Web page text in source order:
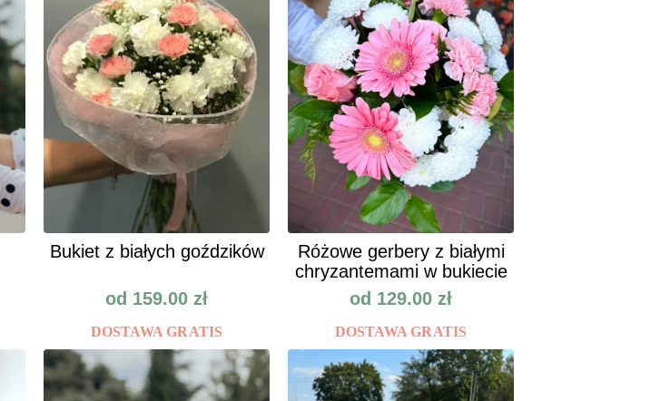
Bukiet z białych goździków
od 159.00 zł
DOSTAWA GRATIS
Różowe gerbery z białymi
chryzantemami w bukiecie
od 129.00 zł
DOSTAWA GRATIS